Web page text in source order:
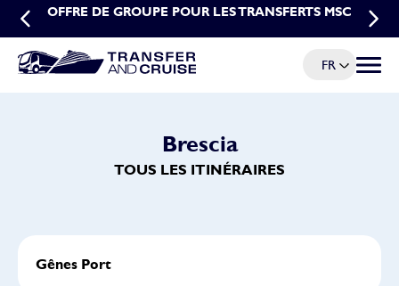
OFFRE DE GROUPE POUR LES TRANSFERTS MSC
OFFRE SPÉCIALE POUR LES RÉSERVATIONS
FR Menu
Brescia
TOUS LES ITINÉRAIRES
Gênes Port